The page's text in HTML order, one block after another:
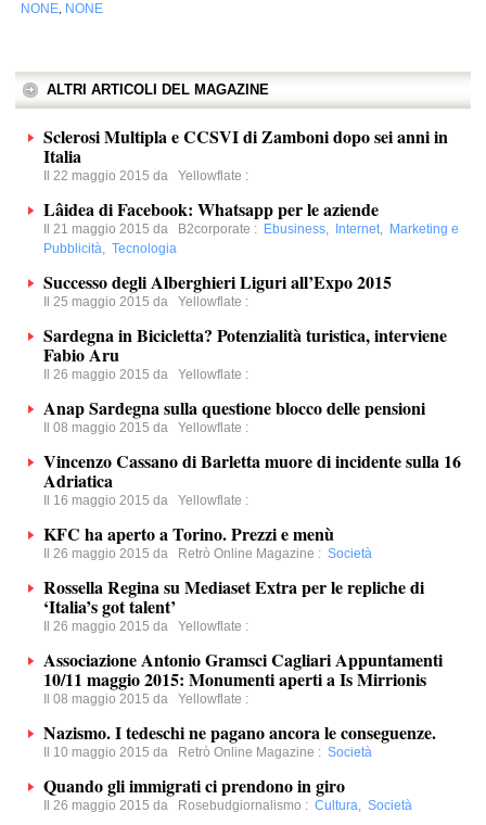
NONE NONE
ALTRI ARTICOLI DEL MAGAZINE
Sclerosi Multipla e CCSVI di Zamboni dopo sei anni in
Italia
Il 22 maggio 2015 da Yellowflate :
Lâidea di Facebook: Whatsapp per le aziende
Il 21 maggio 2015 da B2corporate : Ebusiness, Internet, Marketing e
Pubblicità, Tecnologia
Successo degli Alberghieri Liguri all’Expo 2015
Il 25 maggio 2015 da Yellowflate :
Sardegna in Bicicletta? Potenzialità turistica, interviene
Fabio Aru
Il 26 maggio 2015 da Yellowflate :
Anap Sardegna sulla questione blocco delle pensioni
Il 08 maggio 2015 da Yellowflate :
Vincenzo Cassano di Barletta muore di incidente sulla 16
Adriatica
Il 16 maggio 2015 da Yellowflate :
KFC ha aperto a Torino. Prezzi e menù
Il 26 maggio 2015 da Retrò Online Magazine : Società
Rossella Regina su Mediaset Extra per le repliche di
‘Italia’s got talent’
Il 26 maggio 2015 da Yellowflate :
Associazione Antonio Gramsci Cagliari Appuntamenti
10/11 maggio 2015: Monumenti aperti a Is Mirrionis
Il 08 maggio 2015 da Yellowflate :
Nazismo. I tedeschi ne pagano ancora le conseguenze.
Il 10 maggio 2015 da Retrò Online Magazine : Società
Quando gli immigrati ci prendono in giro
Il 26 maggio 2015 da Rosebudgiornalismo : Cultura, Società